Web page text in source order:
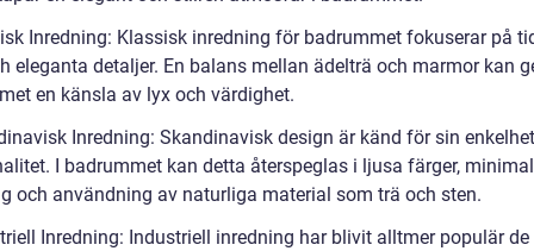
Inredning: Klassisk inredning för badrummet fokuserar på
eleganta detaljer. En balans mellan ädelträ och marmor kan
en känsla av lyx och värdighet.
Inredning: Skandinavisk design är känd för sin
I badrummet kan detta återspeglas i ljusa färger,
och användning av naturliga material som trä och sten.
Inredning: Industriell inredning har blivit alltmer populär de